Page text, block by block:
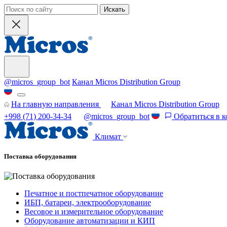
Искать
@micros_group_bot Канал Micros Distribution Group
На главную направления
Канал Micros Distribution Group
+998 (71) 200-34-34
@micros_group_bot Обратиться в
Климат
Поставка оборудования
Печатное и постпечатное оборудование
ИБП, батареи, электрооборудование
Весовое и измерительное оборудование
Оборудование автоматизации и КИП